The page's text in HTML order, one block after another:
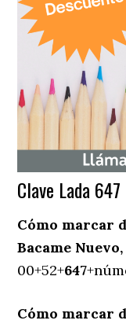
Clave Lada 647
Cómo marcar
Bacame
00+52+647
Cómo marcar